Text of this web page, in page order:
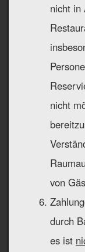
nicht in
nicht
von
durch
es ist